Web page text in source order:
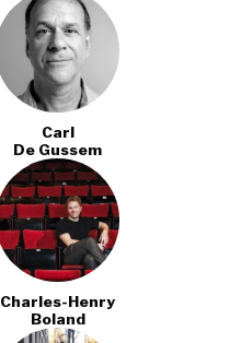
Carl
De Gussem
Charles-Henry
Boland